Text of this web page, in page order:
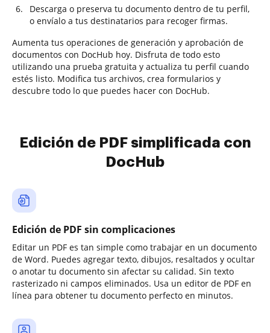
Descarga o preserva tu documento dentro de tu perfil,
o envíalo a tus destinatarios para recoger firmas.
Aumenta tus operaciones de generación y aprobación de
documentos con DocHub hoy. Disfruta de todo esto
utilizando una prueba gratuita y actualiza tu perfil cuando
estés listo. Modifica tus archivos, crea formularios y
descubre todo lo que puedes hacer con DocHub.
Edición de PDF simplificada con
DocHub
Edición de PDF sin complicaciones
Editar un PDF es tan simple como trabajar en un documento
de Word. Puedes agregar texto, dibujos, resaltados y ocultar
o anotar tu documento sin afectar su calidad. Sin texto
rasterizado ni campos eliminados. Usa un editor de PDF en
línea para obtener tu documento perfecto en minutos.